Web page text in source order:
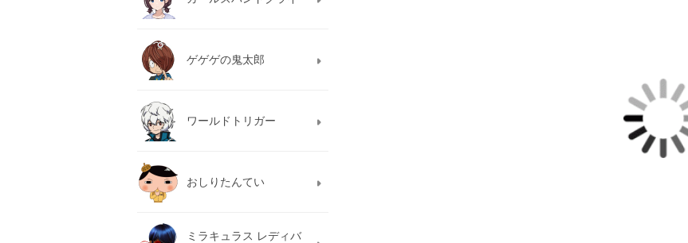
ゲゲゲの鬼太郎
ワールドトリガー
おしりたんてい
ミラキュラス レディバ